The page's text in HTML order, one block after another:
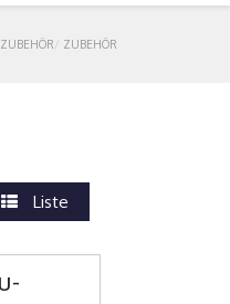
ZUBEHÖR ZUBEHÖR
Liste